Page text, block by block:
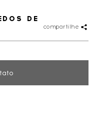
DE
compartilhe